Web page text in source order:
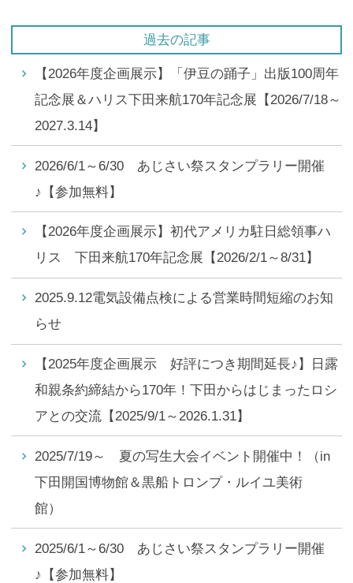
過去の記事
【2026年度企画展示】「伊豆の踊子」出版100周年
記念展＆ハリス下田来航170年記念展【2026/7/18～
2027.3.14】
2026/6/1～6/30 あじさい祭スタンプラリー開催
♪【参加無料】
【2026年度企画展示】初代アメリカ駐日総領事ハ
リス 下田来航170年記念展【2026/2/1～8/31】
2025.9.12電気設備点検による営業時間短縮のお知
らせ
【2025年度企画展示 好評につき期間延長♪】日露
和親条約締結から170年！下田からはじまったロシ
アとの交流【2025/9/1～2026.1.31】
2025/7/19～ 夏の写生大会イベント開催中！（in
下田開国博物館＆黒船トロンプ・ルイユ美術
館）
2025/6/1～6/30 あじさい祭スタンプラリー開催
♪【参加無料】